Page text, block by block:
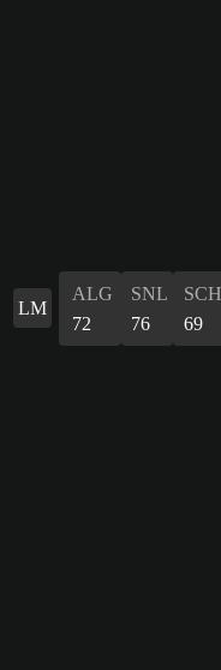
LM
ALG
72
SNL
76
SCH
69